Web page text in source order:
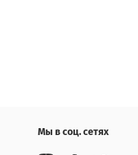
Мы в соц. сетях